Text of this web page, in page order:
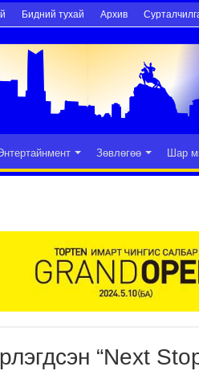
Бидний тухай Архив
Зөвлөгөө Шар
“Next